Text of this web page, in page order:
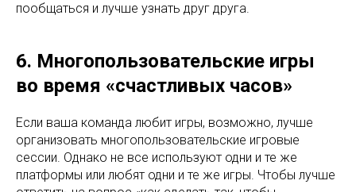
пообщаться и лучше узнать друг друга.
6. Многопользовательские игры
во время «счастливых часов»
Если ваша команда любит игры, возможно, лучше
организовать многопользовательские игровые
сессии. Однако не все используют одни и те же
платформы или любят одни и те же игры. Чтобы лучше